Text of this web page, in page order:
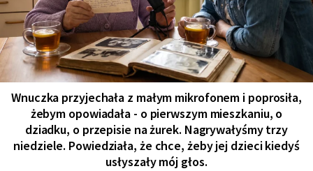
Wnuczka przyjechała z małym mikrofonem i poprosiła,
żebym opowiadała - o pierwszym mieszkaniu, o
dziadku, o przepisie na żurek. Nagrywałyśmy trzy
niedziele. Powiedziała, że chce, żeby jej dzieci kiedyś
usłyszały mój głos.